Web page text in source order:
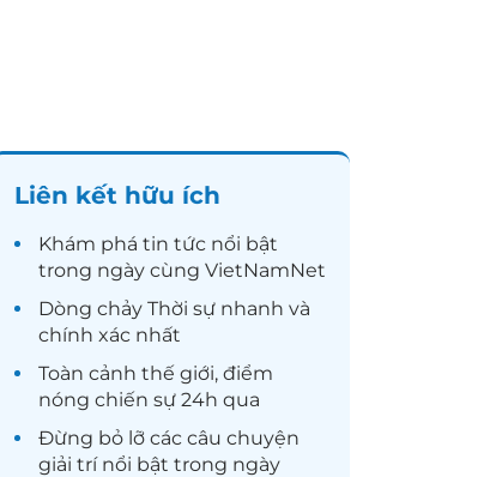
Liên kết hữu ích
Khám phá tin tức nổi bật
trong ngày cùng VietNamNet
Dòng chảy Thời sự nhanh và
chính xác nhất
Toàn cảnh thế giới, điểm
nóng chiến sự 24h qua
Đừng bỏ lỡ các câu chuyện
giải trínổi bật trong ngày